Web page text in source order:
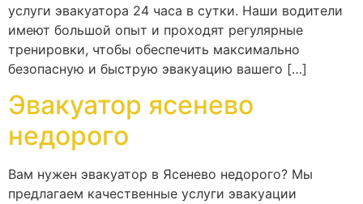
услуги эвакуатора 24 часа в сутки. Наши водители
имеют большой опыт и проходят регулярные
тренировки, чтобы обеспечить максимально
безопасную и быструю эвакуацию вашего […]
Эвакуатор ясенево
недорого
Вам нужен эвакуатор в Ясенево недорого? Мы
предлагаем качественные услуги эвакуации